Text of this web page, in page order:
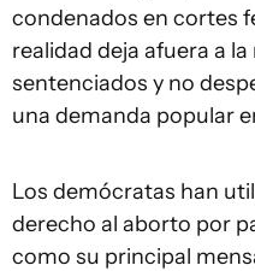
condenados en cortes
realidad deja afuera a
sentenciados y no
una demanda popular
Los demócratas han
derecho al aborto por
como su principal